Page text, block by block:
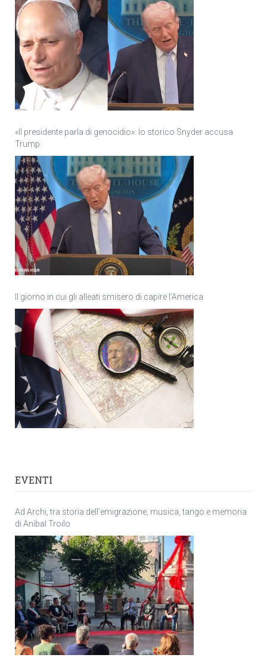
«Il presidente parla di genocidio»: lo storico Snyder accusa
Trump
Il giorno in cui gli alleati smisero di capire l’America
EVENTI
Ad Archi, tra storia dell’emigrazione, musica, tango e memoria
di Anìbal Troilo